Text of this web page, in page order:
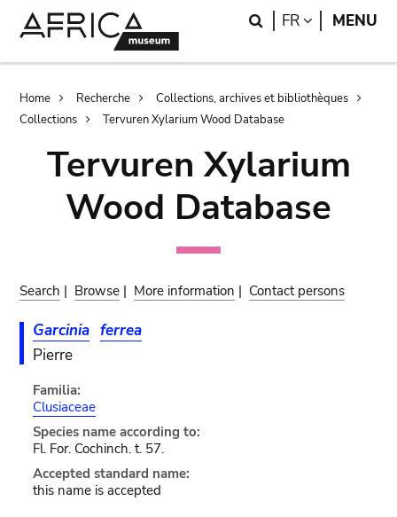
Search
FR LANGUAGE
MENU
Breadcrumb
Home Recherche
Collections, archives et bibliothèques
Collections
Tervuren Xylarium Wood Database
Tervuren Xylarium
Wood Database
Search | Browse | More information | Contact persons
Garcinia ferrea
Pierre
Familia:
Clusiaceae
Species name according to:
Fl. For. Cochinch. t. 57.
Accepted standard name:
this name is accepted